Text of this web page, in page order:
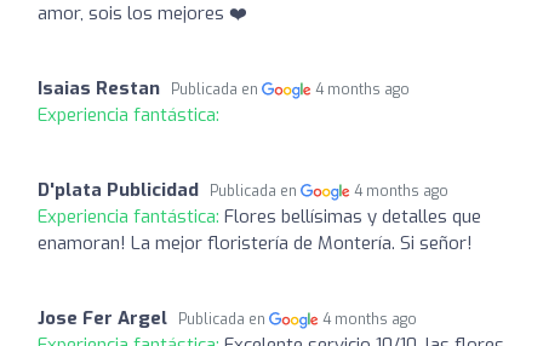
amor, sois los mejores ❤️
Isaias Restan Publicada en 4 months ago
Experiencia fantástica:
D'plata Publicidad Publicada en 4 months ago
Experiencia fantástica: Flores bellísimas y detalles que
enamoran! La mejor floristería de Montería. Si señor!
Jose Fer Argel Publicada en 4 months ago